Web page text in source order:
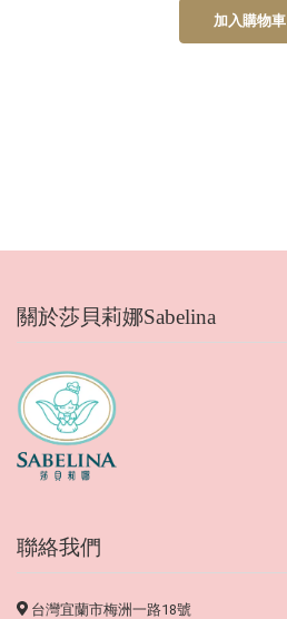
加入購物車
關於莎貝莉娜Sabelina
聯絡我們
台灣宜蘭市梅洲一路18號